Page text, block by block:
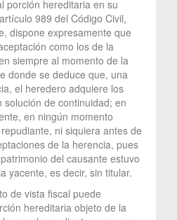
porción hereditaria en su
989 del Código Civil,
dispone expresamente que
como los de la
siempre al momento de la
donde se deduce que, una
el heredero adquiere los
de continuidad; en
en ningún momento
ni siquiera antes de
de la herencia, pues
del causante estuvo
yacente, es decir, sin titular.
de vista fiscal puede
hereditaria objeto de la